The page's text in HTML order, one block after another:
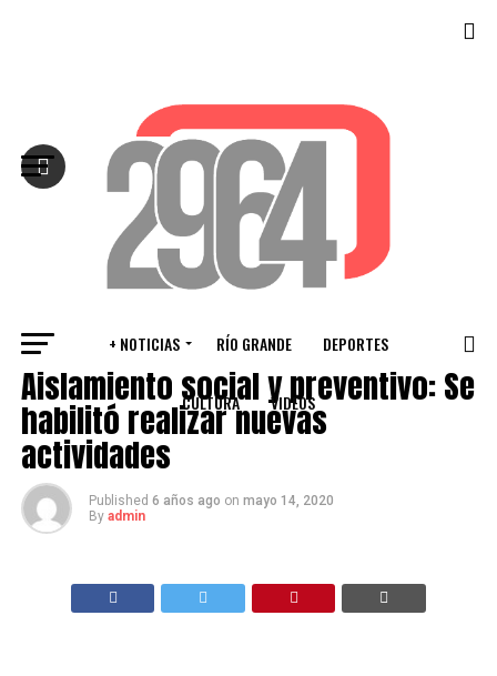
+ NOTICIAS RÍO GRANDE DEPORTES
CULTURA VIDEOS
RÍO GRANDE
Aislamiento social y preventivo: Se
habilitó realizar nuevas
actividades
Published 6 años ago on mayo 14, 2020
By admin